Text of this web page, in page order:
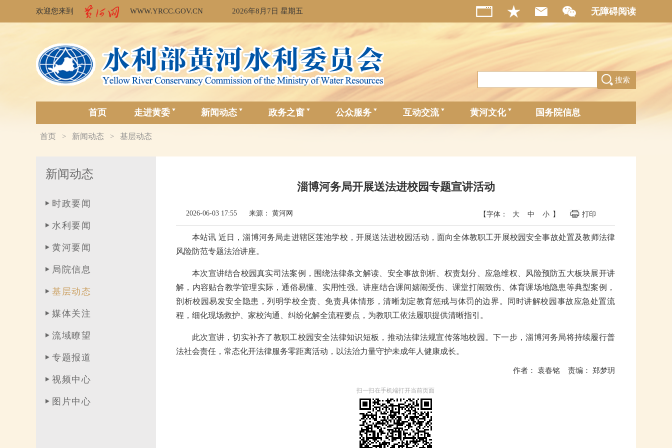
欢迎您来到 WWW.YRCC.GOV.CN 2026年8月7日 星期五 无障碍阅读
搜索
首页 走进黄委 新闻动态 政务之窗 公众服务 互动交流 黄河文化 国务院信息
首页 > 新闻动态 > 基层动态
新闻动态
时政要闻
水利要闻
黄河要闻
局院信息
基层动态
媒体关注
流域瞭望
专题报道
视频中心
图片中心
淄博河务局开展送法进校园专题宣讲活动
【字体： 大 中 小 】 打印
2026-06-03 17:55 来源： 黄河网
本站讯 近日，淄博河务局走进辖区莲池学校，开展送法进校园活动，面向全体教职工开展校园安全事故处置及教师法律
风险防范专题法治讲座。
本次宣讲结合校园真实司法案例，围绕法律条文解读、安全事故剖析、权责划分、应急维权、风险预防五大板块展开讲
解，内容贴合教学管理实际，通俗易懂、实用性强。讲座结合课间嬉闹受伤、课堂打闹致伤、体育课场地隐患等典型案例，
剖析校园易发安全隐患，列明学校全责、免责具体情形，清晰划定教育惩戒与体罚的边界。同时讲解校园事故应急处置流
程，细化现场救护、家校沟通、纠纷化解全流程要点，为教职工依法履职提供清晰指引。
此次宣讲，切实补齐了教职工校园安全法律知识短板，推动法律法规宣传落地校园。下一步，淄博河务局将持续履行普
法社会责任，常态化开法律服务零距离活动，以法治力量守护未成年人健康成长。
作者： 袁春铭 责编： 郑梦玥
扫一扫在手机端打开当前页面